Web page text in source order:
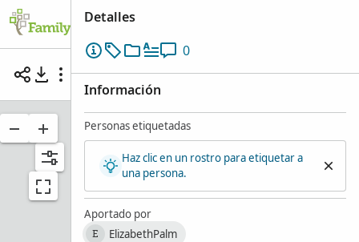
Sin título
Detalles
0
Información
Personas etiquetadas
Haz clic en un rostro para etiquetar a
una persona.
Aportado por
E
ElizabethPalm